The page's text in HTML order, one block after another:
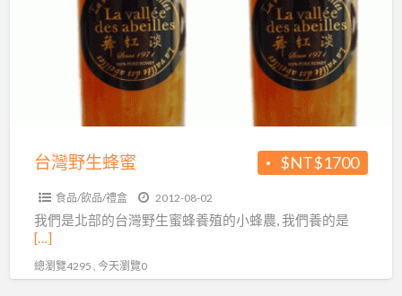
$NT$1700
台灣野生蜂蜜
食品/飲品/禮盒 2012-08-02
我們是北部的台灣野生蜜蜂養殖的小蜂農, 我們養的是
[…]
總瀏覽4295 , 今天瀏覽0